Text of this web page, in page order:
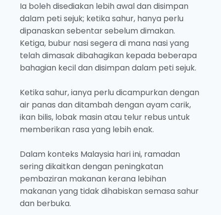
Ia boleh disediakan lebih awal dan disimpan
dalam peti sejuk; ketika sahur, hanya perlu
dipanaskan sebentar sebelum dimakan.
Ketiga, bubur nasi segera di mana nasi yang
telah dimasak dibahagikan kepada beberapa
bahagian kecil dan disimpan dalam peti sejuk.
Ketika sahur, ianya perlu dicampurkan dengan
air panas dan ditambah dengan ayam carik,
ikan bilis, lobak masin atau telur rebus untuk
memberikan rasa yang lebih enak.
Dalam konteks Malaysia hari ini, ramadan
sering dikaitkan dengan peningkatan
pembaziran makanan kerana lebihan
makanan yang tidak dihabiskan semasa sahur
dan berbuka.